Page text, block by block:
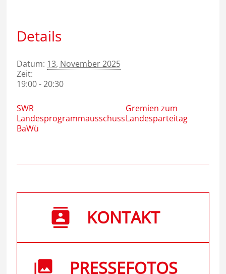
Details
Datum: 13. November 2025
Zeit:
19:00 - 20:30
SWR
Landesprogrammausschuss
BaWü
Gremien zum
Landesparteitag
KONTAKT
PRESSEFOTOS